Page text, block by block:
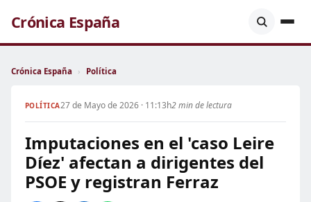
Crónica España
Crónica España › Política
POLÍTICA27 de Mayo de 2026 · 11:13h2 min de lectura
Imputaciones en el 'caso Leire
Díez' afectan a dirigentes del
PSOE y registran Ferraz